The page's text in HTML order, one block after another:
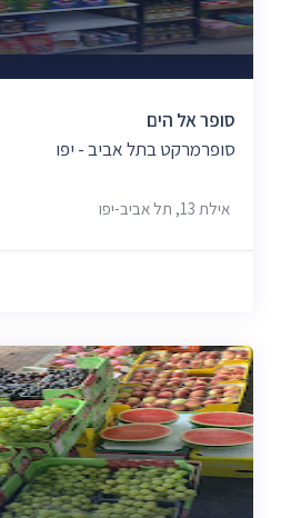
סופר אל הים
סופרמרקט בתל אביב - יפו
אילת 13, תל אביב-יפו